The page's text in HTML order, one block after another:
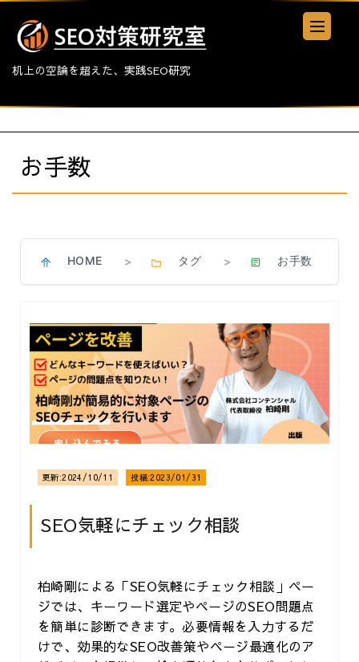
机上の空論を超えた、実践SEO研究
お手数
HOME > タグ > お手数
SEO気軽にチェック相談
更新:2024/10/11 投稿:2023/01/31
柏崎剛による「SEO気軽にチェック相談」ペー
ジでは、キーワード選定やページのSEO問題点
を簡単に診断できます。必要情報を入力するだ
けで、効果的なSEO改善策やページ最適化のア